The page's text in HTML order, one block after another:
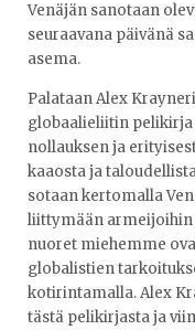
Venäjän sanotaan
seuraavana päivänä
asema.
Palataan Alex
globaalieliitin pelikirja
nollauksen ja
kaaosta ja
sotaan kertomalla
liittymään armeijoihin
nuoret miehemme
globalistien
kotirintamalla. Alex
tästä pelikirjasta ja